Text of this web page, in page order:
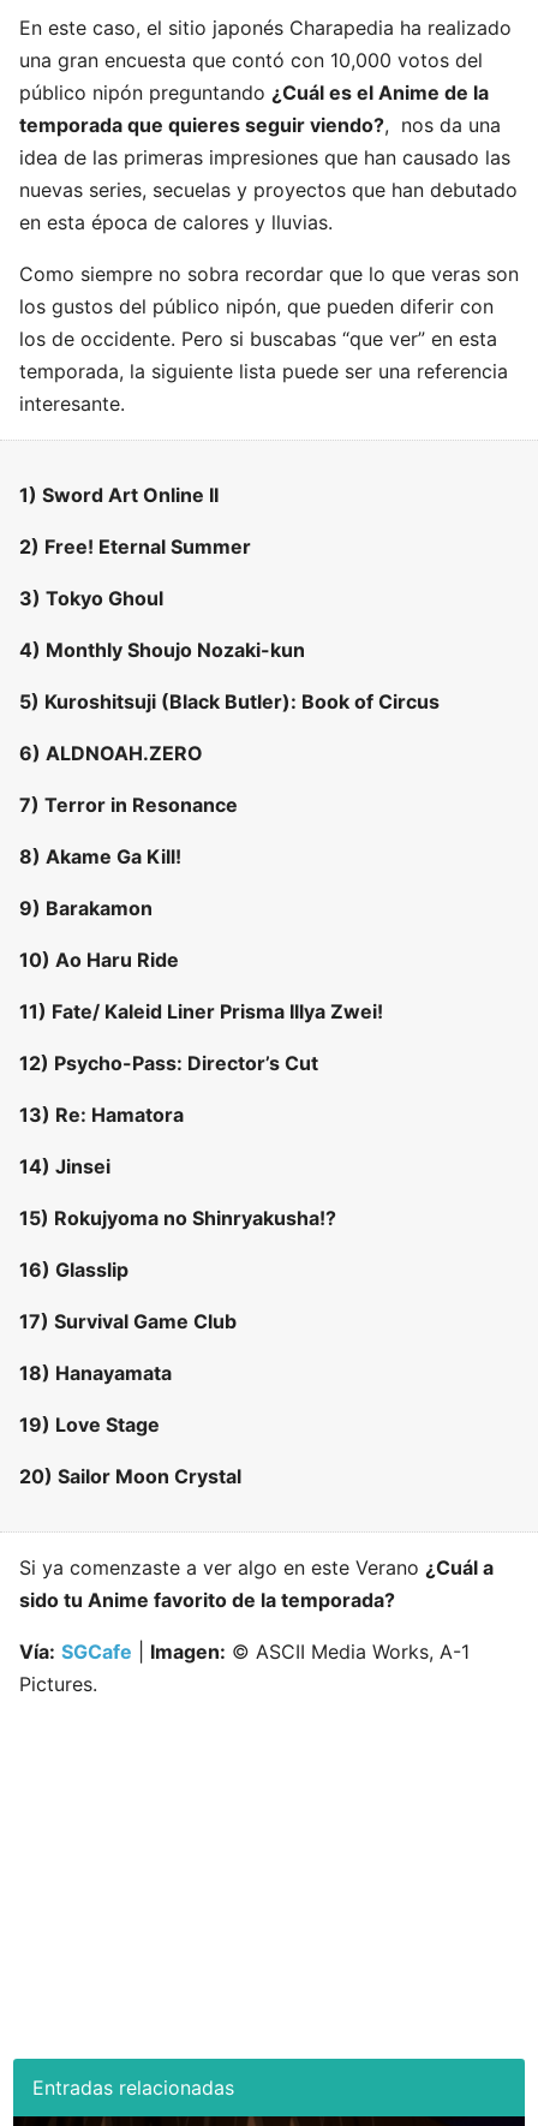
En este caso, el sitio japonés Charapedia ha realizado
una gran encuesta que contó con 10,000 votos del
público nipón preguntando ¿Cuál es el Anime de la
temporada que quieres seguir viendo?, nos da una
idea de las primeras impresiones que han causado las
nuevas series, secuelas y proyectos que han debutado
en esta época de calores y lluvias.
Como siempre no sobra recordar que lo que veras son
los gustos del público nipón, que pueden diferir con
los de occidente. Pero si buscabas “que ver” en esta
temporada, la siguiente lista puede ser una referencia
interesante.
1) Sword Art Online II
2) Free! Eternal Summer
3) Tokyo Ghoul
4) Monthly Shoujo Nozaki-kun
5) Kuroshitsuji (Black Butler): Book of Circus
6) ALDNOAH.ZERO
7) Terror in Resonance
8) Akame Ga Kill!
9) Barakamon
10) Ao Haru Ride
11) Fate/ Kaleid Liner Prisma Illya Zwei!
12) Psycho-Pass: Director’s Cut
13) Re: Hamatora
14) Jinsei
15) Rokujyoma no Shinryakusha!?
16) Glasslip
17) Survival Game Club
18) Hanayamata
19) Love Stage
20) Sailor Moon Crystal
Si ya comenzaste a ver algo en este Verano ¿Cuál a
sido tu Anime favorito de la temporada?
Vía: SGCafe Imagen: © ASCII Media Works, A-1
Pictures.